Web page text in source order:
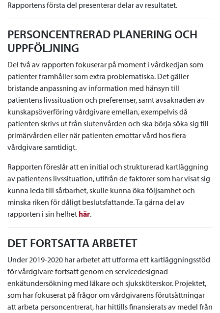
Rapportens första del presenterar delar av resultatet.
PERSONCENTRERAD PLANERING OCH
UPPFÖLJNING
Del två av rapporten fokuserar på moment i vårdkedjan som
patienter framhåller som extra problematiska. Det gäller
bristande anpassning av information med hänsyn till
patientens livssituation och preferenser, samt avsaknaden av
kunskapsöverföring vårdgivare emellan, exempelvis då
patienten skrivs ut från slutenvården och ska börja söka sig till
primärvården eller när patienten emottar vård hos flera
vårdgivare samtidigt.
Rapporten föreslår att en initial och strukturerad kartläggning
av patientens livssituation, utifrån de faktorer som har visat sig
kunna leda till sårbarhet, skulle kunna öka följsamhet och
minska riken för dåligt beslutsfattande. Ta gärna del av
rapporten i sin helhet här.
DET FORTSATTA ARBETET
Under 2019-2020 har arbetet att utforma ett kartläggningsstöd
för vårdgivare fortsatt genom en servicedesignad
enkätundersökning med läkare och sjuksköterskor. Projektet,
som har fokuserat på frågor om vårdgivarens förutsättningar
att arbeta personcentrerat, har hittills finansierats av medel från